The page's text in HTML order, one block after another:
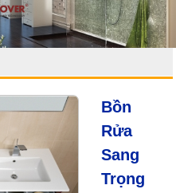
Bồn
Rửa
Sang
Trọng